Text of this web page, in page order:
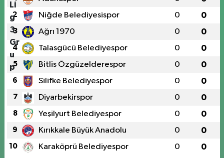
2 Niğde Belediyesispor 0 0
3 Ağrı 1970 0 0
4 Talasgücü Belediyespor 0 0
5 Bitlis Özgüzelderespor 0 0
6 Silifke Belediyespor 0 0
7 Diyarbekirspor 0 0
8 Yeşilyurt Belediyespor 0 0
9 Kırıkkale Büyük Anadolu 0 0
10 Karaköprü Belediyespor 0 0